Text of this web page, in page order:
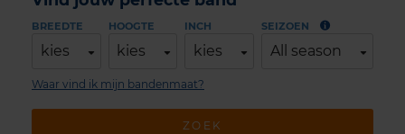
BREEDTE
kies
HOOGTE
kies
INCH
kies
SEIZOEN
All season
ZOEK
Waar vind ik mijn bandenmaat?